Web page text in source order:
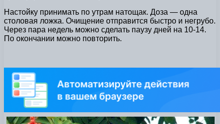
Настойку принимать по утрам натощак. Доза — одна
столовая ложка. Очищение отправится быстро и негрубо.
Через пара недель можно сделать паузу дней на 10-14.
По окончании можно повторить.